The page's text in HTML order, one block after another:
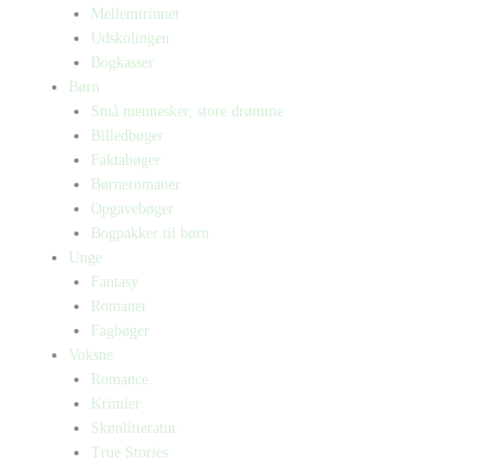
Mellemtrinnet
Udskolingen
Bogkasser
Børn
Små mennesker, store drømme
Billedbøger
Faktabøger
Børneromaner
Opgavebøger
Bogpakker til børn
Unge
Fantasy
Romaner
Fagbøger
Voksne
Romance
Krimier
Skønlitteratur
True Stories